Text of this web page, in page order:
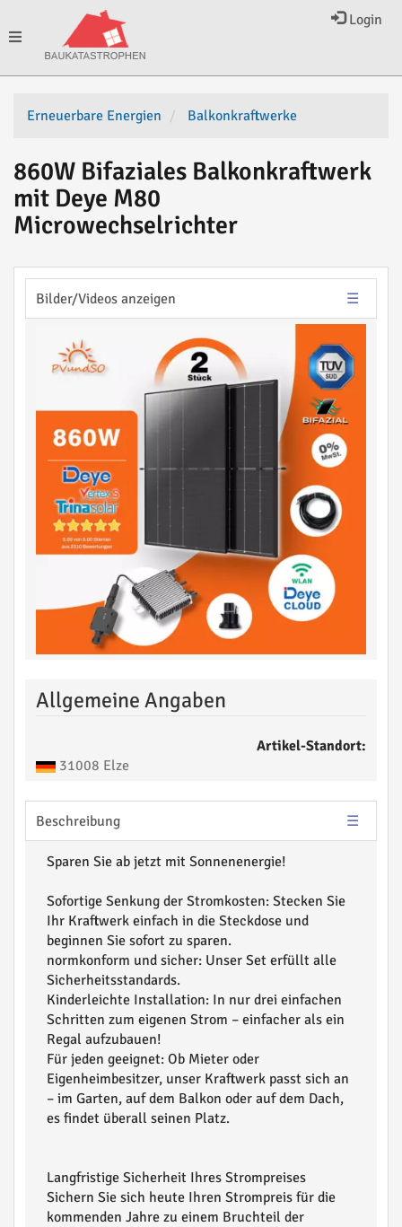
Login
Toggle
navigation
Erneuerbare Energien Balkonkraftwerke
860W Bifaziales Balkonkraftwerk
mit Deye M80
Microwechselrichter
Bilder/Videos anzeigen
Allgemeine Angaben
Artikel-Standort:
31008 Elze
Beschreibung
Sparen Sie ab jetzt mit Sonnenenergie!
Sofortige Senkung der Stromkosten: Stecken Sie
Ihr Kraftwerk einfach in die Steckdose und
beginnen Sie sofort zu sparen.
normkonform und sicher: Unser Set erfüllt alle
Sicherheitsstandards.
Kinderleichte Installation: In nur drei einfachen
Schritten zum eigenen Strom – einfacher als ein
Regal aufzubauen!
Für jeden geeignet: Ob Mieter oder
Eigenheimbesitzer, unser Kraftwerk passt sich an
– im Garten, auf dem Balkon oder auf dem Dach,
es findet überall seinen Platz.
Langfristige Sicherheit Ihres Strompreises
Sichern Sie sich heute Ihren Strompreis für die
kommenden Jahre zu einem Bruchteil der